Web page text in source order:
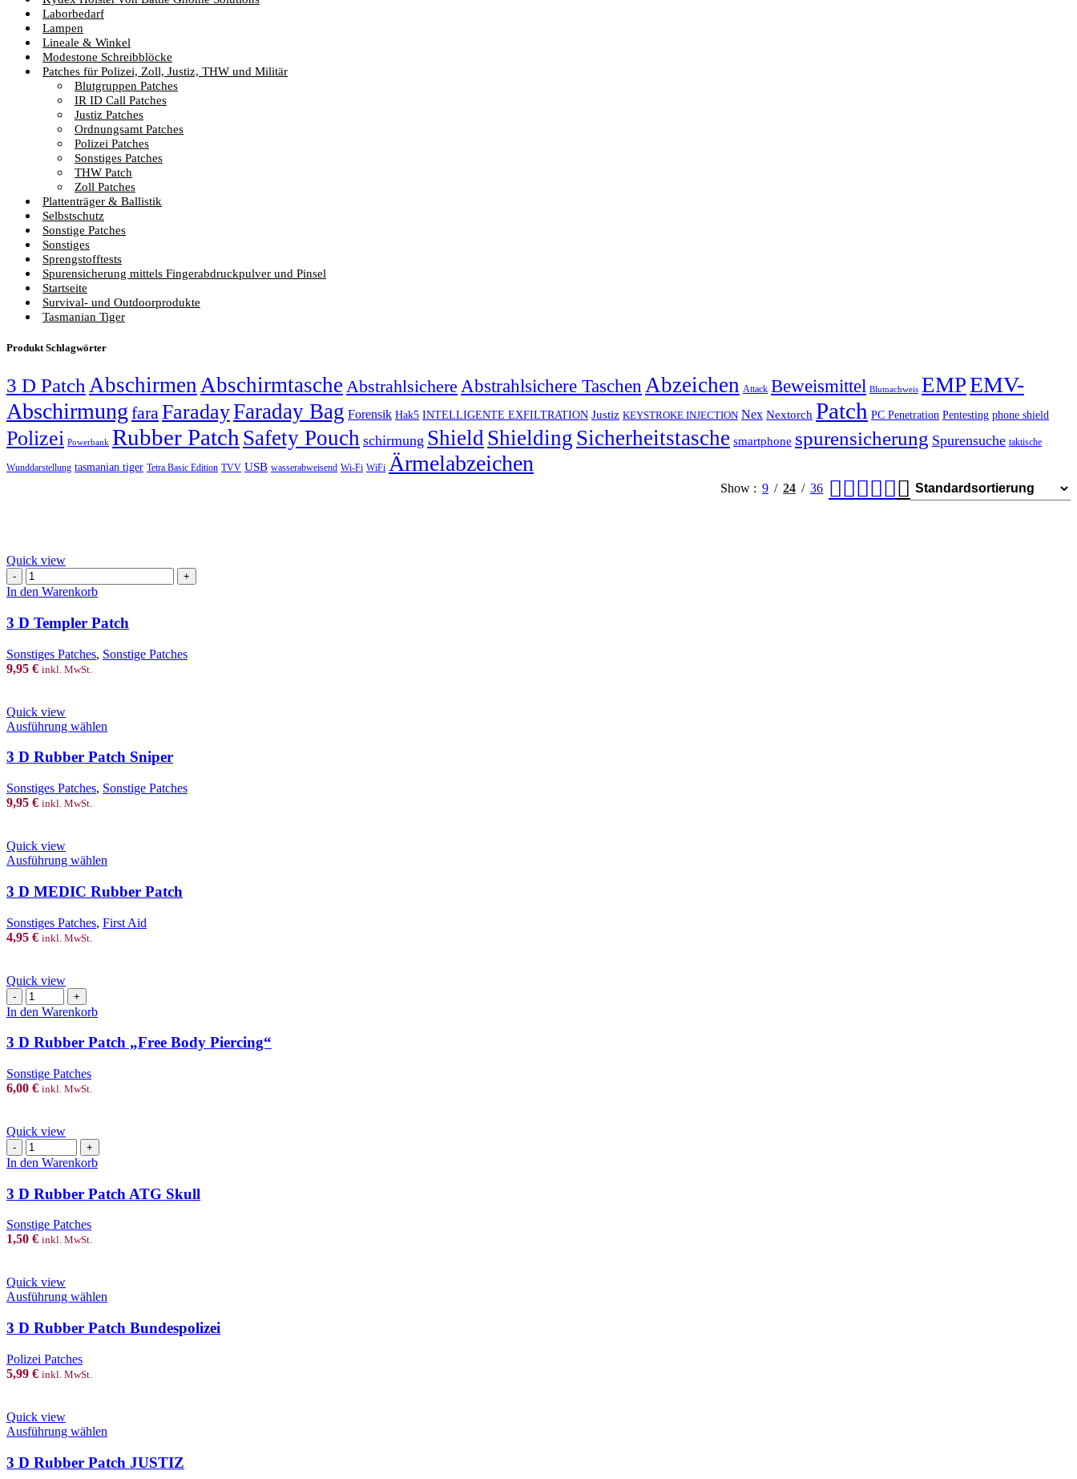
Laborbedarf
Lampen
Lineale & Winkel
Modestone Schreibblöcke
Patches für Polizei, Zoll, Justiz, THW und Militär
Blutgruppen Patches
IR ID Call Patches
Justiz Patches
Ordnungsamt Patches
Polizei Patches
Sonstiges Patches
THW Patch
Zoll Patches
Plattenträger & Ballistik
Selbstschutz
Sonstige Patches
Sonstiges
Sprengstofftests
Spurensicherung mittels Fingerabdruckpulver und Pinsel
Startseite
Survival- und Outdoorprodukte
Tasmanian Tiger
Produkt Schlagwörter
3 D Patch AbschirmenAbschirmtasche Abstrahlsichere Abstrahlsichere TaschenAbzeichen Attack Beweismittel Blutnachweis EMPEMV-
Abschirmung faraFaradayFaraday Bag Forensik Hak5 INTELLIGENTE EXFILTRATION Justiz KEYSTROKE INJECTION Nex Nextorch Patch PC Penetration Pentesting phone shield
Polizei Powerbank Rubber Patch Safety Pouch schirmung ShieldShielding Sicherheitstasche smartphone spurensicherung Spurensuche taktische
Wunddarstellung tasmanian tiger Tetra Basic Edition TVV USB wasserabweisend Wi-Fi WiFi Ärmelabzeichen
Show 9 24 36
Quick view
3
D
Patch
Menge
In den Warenkorb
3 D Templer Patch
Sonstiges Patches, Sonstige Patches
9,95 € inkl. MwSt.
Quick view
Ausführung wählen
has
variants.
The
on
the
product
3 D Rubber Patch Sniper
Sonstiges Patches, Sonstige Patches
9,95 € inkl. MwSt.
Quick view
Ausführung wählen
has
multiple
variants.
The
page
3 D MEDIC Rubber Patch
Sonstiges Patches, First Aid
4,95 € inkl. MwSt.
Quick view
3
D
Patch
"Free
Body
Piercing"
Menge
In den Warenkorb
3 D Rubber Patch „Free Body Piercing“
Sonstige Patches
6,00 € inkl. MwSt.
Quick view
3
D
Patch
ATG
Skull
Menge
In den Warenkorb
3 D Rubber Patch ATG Skull
Sonstige Patches
1,50 € inkl. MwSt.
Quick view
Ausführung wählen
has
multiple
on
the
product
3 D Rubber Patch Bundespolizei
Polizei Patches
5,99 € inkl. MwSt.
Quick view
Ausführung wählen
has
multiple
3 D Rubber Patch JUSTIZ